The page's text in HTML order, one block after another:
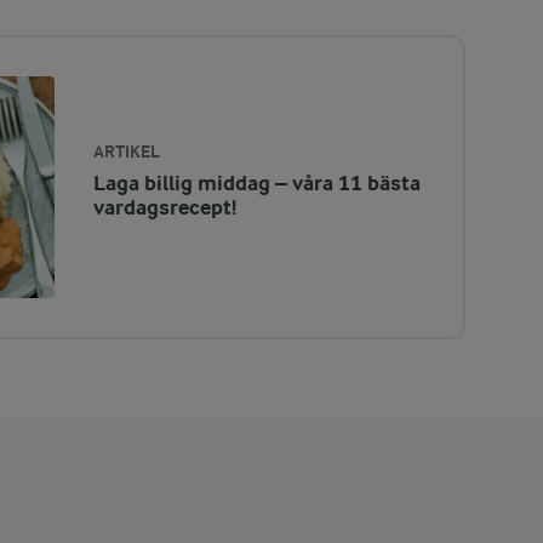
ARTIKEL
Laga billig middag – våra 11 bästa
vardagsrecept!